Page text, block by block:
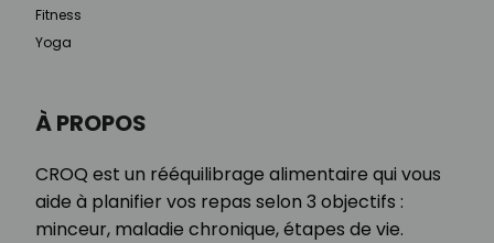
À PROPOS
CROQ est un rééquilibrage alimentaire qui vous
aide à planifier vos repas selon 3 objectifs :
minceur, maladie chronique, étapes de vie.
Fitness
Yoga